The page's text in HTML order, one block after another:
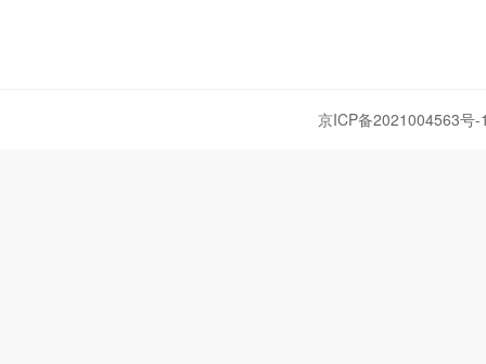
京ICP备2021004563号-